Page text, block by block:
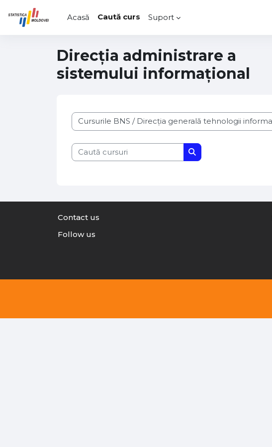
Acasă
Caută curs Suport
Direcția administrare a
sistemului informațional
Categorii curs
Caută cursuri
Caută cursuri
Contact us
Follow us